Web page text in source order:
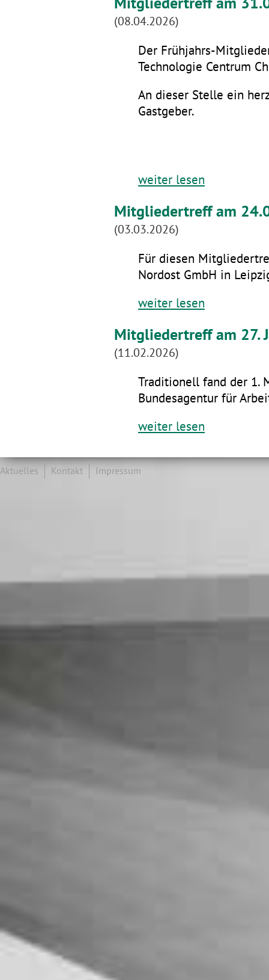
(08.04.2026)
Der Frühjahrs-
Technologie Centrum
An dieser Stelle ein
Gastgeber.
weiter lesen
Mitgliedertreff am
(03.03.2026)
Für diesen
Nordost GmbH in
weiter lesen
Mitgliedertreff am 27.
(11.02.2026)
Traditionell fand der 1.
Bundesagentur für
weiter lesen
Aktuelles Kontakt Impressum